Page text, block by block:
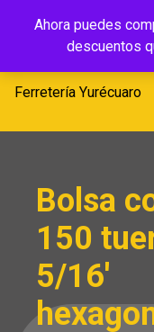
Ahora puedes
descuentos
Ferretería
Yurécuaro
Ferretería Yurécuaro
Bolsa
150
5/16′